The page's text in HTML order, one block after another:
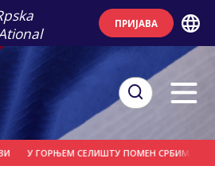
ПРИЈАВА
У ГОРЊЕМ СЕЛИШTУ ПОМЕН СРБИМА